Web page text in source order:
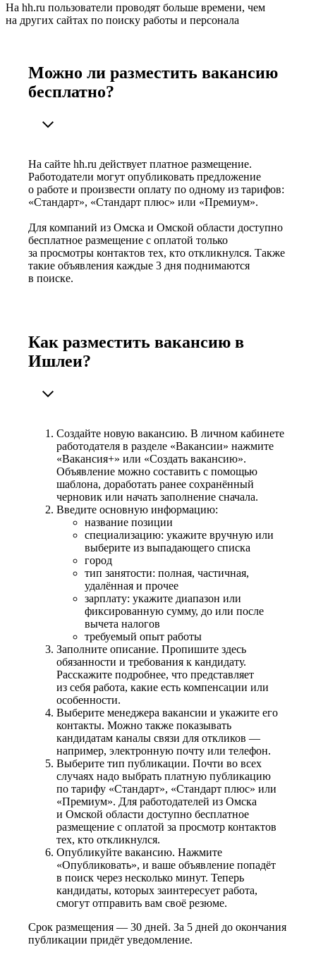
На hh.ru пользователи проводят больше времени, чем
на других сайтах по поиску работы и персонала
Можно ли разместить вакансию
бесплатно?
На сайте hh.ru действует платное размещение.
Работодатели могут опубликовать предложение
о работе и произвести оплату по одному из тарифов:
«Стандарт», «Стандарт плюс» или «Премиум».
Для компаний из Омска и Омской области доступно
бесплатное размещение с оплатой только
за просмотры контактов тех, кто откликнулся. Также
такие объявления каждые 3 дня поднимаются
в поиске.
Как разместить вакансию в
Ишлеи?
Создайте новую вакансию. В личном кабинете
работодателя в разделе «Вакансии» нажмите
«Вакансия+» или «Создать вакансию».
Объявление можно составить с помощью
шаблона, доработать ранее сохранённый
черновик или начать заполнение сначала.
Введите основную информацию:
название позиции
специализацию: укажите вручную или
выберите из выпадающего списка
город
тип занятости: полная, частичная,
удалённая и прочее
зарплату: укажите диапазон или
фиксированную сумму, до или после
вычета налогов
требуемый опыт работы
Заполните описание. Пропишите здесь
обязанности и требования к кандидату.
Расскажите подробнее, что представляет
из себя работа, какие есть компенсации или
особенности.
Выберите менеджера вакансии и укажите его
контакты. Можно также показывать
кандидатам каналы связи для откликов —
например, электронную почту или телефон.
Выберите тип публикации. Почти во всех
случаях надо выбрать платную публикацию
по тарифу «Стандарт», «Стандарт плюс» или
«Премиум». Для работодателей из Омска
и Омской области доступно бесплатное
размещение с оплатой за просмотр контактов
тех, кто откликнулся.
Опубликуйте вакансию. Нажмите
«Опубликовать», и ваше объявление попадёт
в поиск через несколько минут. Теперь
кандидаты, которых заинтересует работа,
смогут отправить вам своё резюме.
Срок размещения — 30 дней. За 5 дней до окончания
публикации придёт уведомление.